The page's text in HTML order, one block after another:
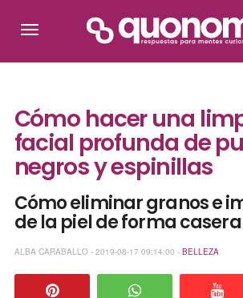
Cómo hacer una
facial profunda de
negros y espinillas
Cómo eliminar granos e
de la piel de forma casera
ALBA CARABALLO - 2019-08-17 09:14:00 - BELLEZA